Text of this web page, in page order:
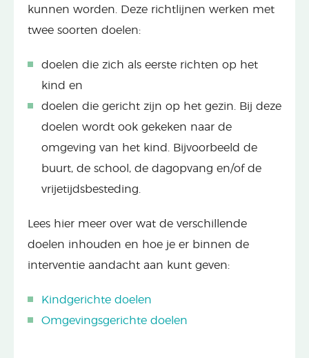
kunnen worden. Deze richtlijnen werken met
twee soorten doelen:
doelen die zich als eerste richten op het
kind en
doelen die gericht zijn op het gezin. Bij deze
doelen wordt ook gekeken naar de
omgeving van het kind. Bijvoorbeeld de
buurt, de school, de dagopvang en/of de
vrijetijdsbesteding.
Lees hier meer over wat de verschillende
doelen inhouden en hoe je er binnen de
interventie aandacht aan kunt geven:
Kindgerichte doelen
Omgevingsgerichte doelen